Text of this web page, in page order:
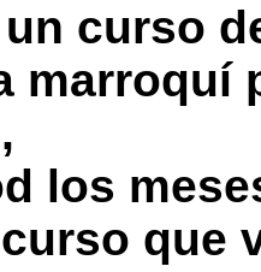
curso
marroquí
los
que